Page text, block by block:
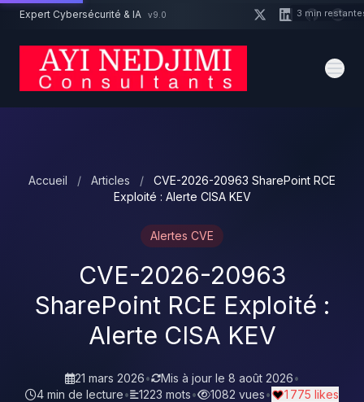
Aller au contenu principal
Expert Cybersécurité & IA v9.0
Accueil / Articles /
CVE-2026-20963 SharePoint RCE
Exploité : Alerte CISA KEV
Alertes CVE
CVE-2026-20963
SharePoint RCE Exploité :
Alerte CISA KEV
21 mars 2026• Mis à jour le 8 août 2026•
4 min de lecture• 1223 mots• 1082 vues• 1 775 likes
Un projet cybersécurité ? 3 min